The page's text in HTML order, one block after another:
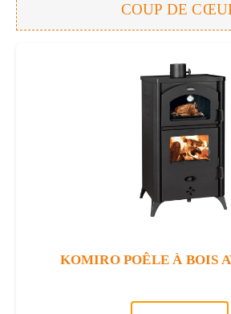
COUP DE
KOMIRO POÊLE À BOIS